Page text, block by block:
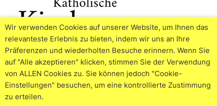
Wir verwenden Cookies auf unserer Website, um Ihnen das
relevanteste Erlebnis zu bieten, indem wir uns an Ihre
Präferenzen und wiederholten Besuche erinnern. Wenn Sie
auf "Alle akzeptieren" klicken, stimmen Sie der Verwendung
von ALLEN Cookies zu. Sie können jedoch "Cookie-
Einstellungen" besuchen, um eine kontrollierte Zustimmung
zu erteilen.